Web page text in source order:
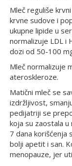
Mleč reguliše
krvne sudove i
ukupne lipide u
normalizuje LDL i
dozi od 50-100
Mleč normalizuje
ateroskleroze.
Matični mleč se
izdržljivost,
pedijatriji se
koja su zaostala
7 dana korišćenja
bolji apetit i san.
menopauze, jer